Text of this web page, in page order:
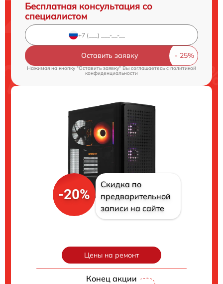
Бесплатная консультация со
специалистом
Оставить заявку
Нажимая на кнопку "Оставить заявку" Вы соглашаетесь cполитикой
конфиденциальности
-20%
Скидка по
предварительной
записи на сайте
Цены на ремонт
Конец акции